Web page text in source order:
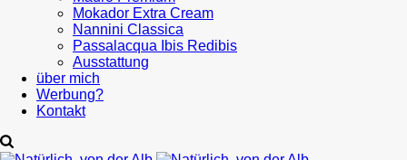
Mokador Extra Cream
Nannini Classica
Passalacqua Ibis Redibis
Ausstattung
über mich
Werbung?
Kontakt